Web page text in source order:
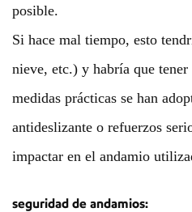
posible.
Si hace mal tiempo, esto
nieve, etc.) y habría que tener
medidas prácticas se han
antideslizante o refuerzos
impactar en el andamio
seguridad de andamios: